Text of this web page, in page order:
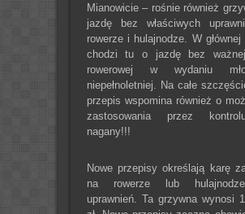
Mianowicie – rośnie również
jazdę bez właściwych
rowerze i hulajnodze. W głównej
chodzi tu o jazdę bez
rowerowej w wydaniu
niepełnoletniej. Na całe
przepis wspomina również o
zastosowania przez
nagany!!!
Nowe przepisy określają karę
na rowerze lub
uprawnień. Ta grzywna wynosi